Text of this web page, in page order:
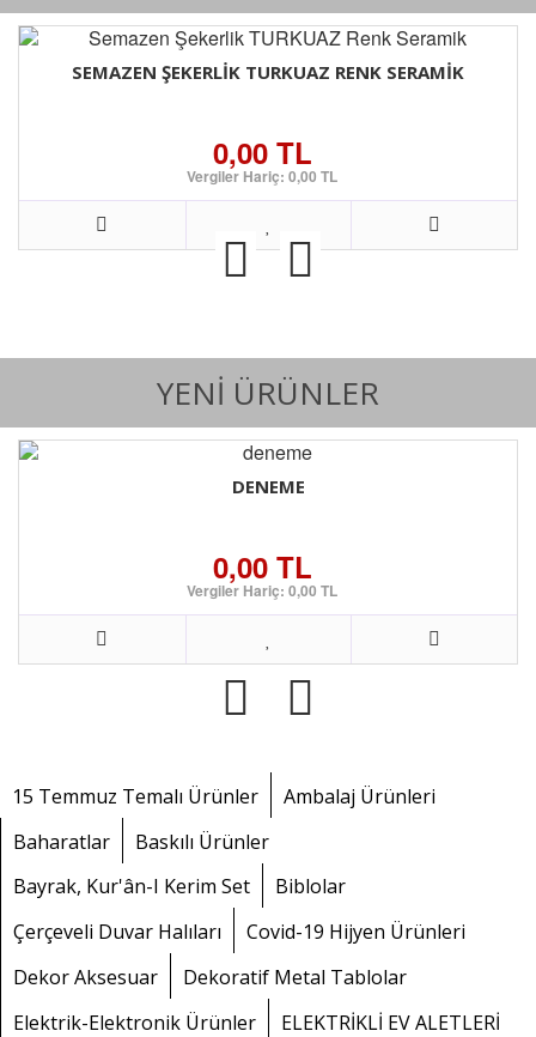
SEMAZEN ŞEKERLIK TURKUAZ RENK SERAMIK
0,00 TL
Vergiler Hariç: 0,00 TL
YENI ÜRÜNLER
DENEME
0,00 TL
Vergiler Hariç: 0,00 TL
15 Temmuz Temalı Ürünler
Ambalaj Ürünleri
Baharatlar
Baskılı Ürünler
Bayrak, Kur'ân-I Kerim Set
Biblolar
Çerçeveli Duvar Halıları
Covid-19 Hijyen Ürünleri
Dekor Aksesuar
Dekoratif Metal Tablolar
Elektrik-Elektronik Ürünler
ELEKTRİKLİ EV ALETLERİ